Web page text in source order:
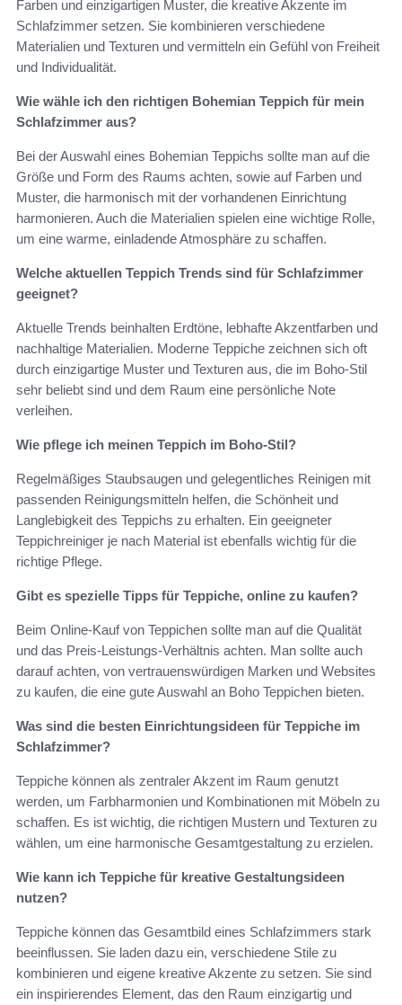
Farben und einzigartigen Muster, die kreative Akzente im
Schlafzimmer setzen. Sie kombinieren verschiedene
Materialien und Texturen und vermitteln ein Gefühl von Freiheit
und Individualität.
Wie wähle ich den richtigen Bohemian Teppich für mein
Schlafzimmer aus?
Bei der Auswahl eines Bohemian Teppichs sollte man auf die
Größe und Form des Raums achten, sowie auf Farben und
Muster, die harmonisch mit der vorhandenen Einrichtung
harmonieren. Auch die Materialien spielen eine wichtige Rolle,
um eine warme, einladende Atmosphäre zu schaffen.
Welche aktuellen Teppich Trends sind für Schlafzimmer
geeignet?
Aktuelle Trends beinhalten Erdtöne, lebhafte Akzentfarben und
nachhaltige Materialien. Moderne Teppiche zeichnen sich oft
durch einzigartige Muster und Texturen aus, die im Boho-Stil
sehr beliebt sind und dem Raum eine persönliche Note
verleihen.
Wie pflege ich meinen Teppich im Boho-Stil?
Regelmäßiges Staubsaugen und gelegentliches Reinigen mit
passenden Reinigungsmitteln helfen, die Schönheit und
Langlebigkeit des Teppichs zu erhalten. Ein geeigneter
Teppichreiniger je nach Material ist ebenfalls wichtig für die
richtige Pflege.
Gibt es spezielle Tipps für Teppiche, online zu kaufen?
Beim Online-Kauf von Teppichen sollte man auf die Qualität
und das Preis-Leistungs-Verhältnis achten. Man sollte auch
darauf achten, von vertrauenswürdigen Marken und Websites
zu kaufen, die eine gute Auswahl an Boho Teppichen bieten.
Was sind die besten Einrichtungsideen für Teppiche im
Schlafzimmer?
Teppiche können als zentraler Akzent im Raum genutzt
werden, um Farbharmonien und Kombinationen mit Möbeln zu
schaffen. Es ist wichtig, die richtigen Mustern und Texturen zu
wählen, um eine harmonische Gesamtgestaltung zu erzielen.
Wie kann ich Teppiche für kreative Gestaltungsideen
nutzen?
Teppiche können das Gesamtbild eines Schlafzimmers stark
beeinflussen. Sie laden dazu ein, verschiedene Stile zu
kombinieren und eigene kreative Akzente zu setzen. Sie sind
ein inspirierendes Element, das den Raum einzigartig und